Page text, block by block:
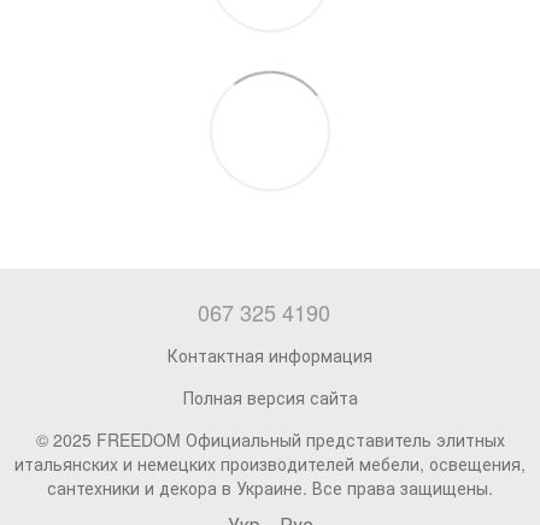
067 325 4190
Контактная информация
Полная версия сайта
© 2025 FREEDOM Официальный представитель элитных
итальянских и немецких производителей мебели, освещения,
сантехники и декора в Украине. Все права защищены.